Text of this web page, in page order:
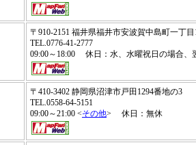
〒910-2151 福井県福井市安波賀中島町一丁
TEL.0776-41-2777
09:00～18:00 休日：水、水曜祝日の場合、
〒410-3402 静岡県沼津市戸田1294番地の3
TEL.0558-64-5151
09:00～21:00 <その他> 休日：無休